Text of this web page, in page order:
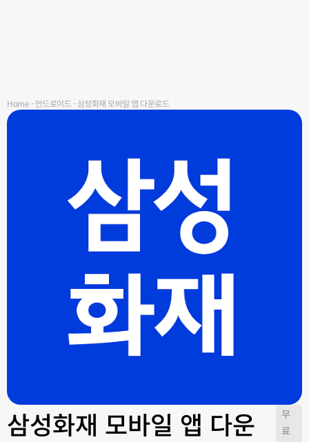
Home-안드로이드-삼성화재 모바일 앱 다운로드
삼성화재 모바일 앱 다운
무
료